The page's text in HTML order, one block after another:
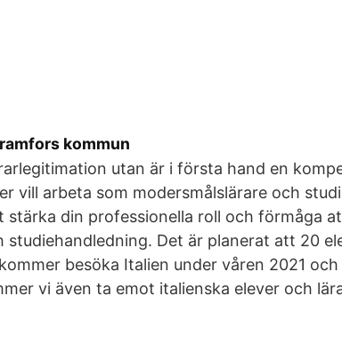
kommun
utan är i första hand en
vill arbeta som modersmålslärare och
din professionella roll och förmåga
studiehandledning. Det är planerat att 20
besöka Italien under våren 2021 och
vi även ta emot italienska elever och